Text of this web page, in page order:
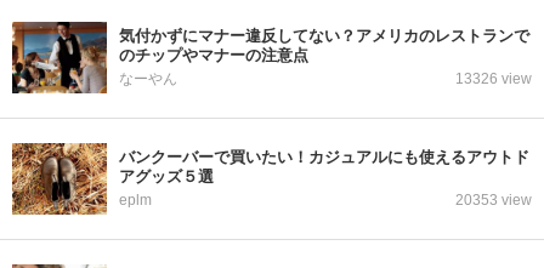
気付かずにマナー違反してない？アメリカのレストランで
のチップやマナーの注意点
なーやん 13326 view
バンクーバーで買いたい！カジュアルにも使えるアウトド
アグッズ５選
eplm 20353 view